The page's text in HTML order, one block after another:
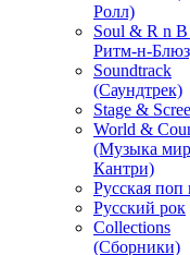
Ролл)
Soul & R n
Ритм-н-
Soundtrack
(Саундтрек)
Stage &
World &
(Музыка
Кантри)
Русская поп
Русский рок
Сollections
(Сборники)